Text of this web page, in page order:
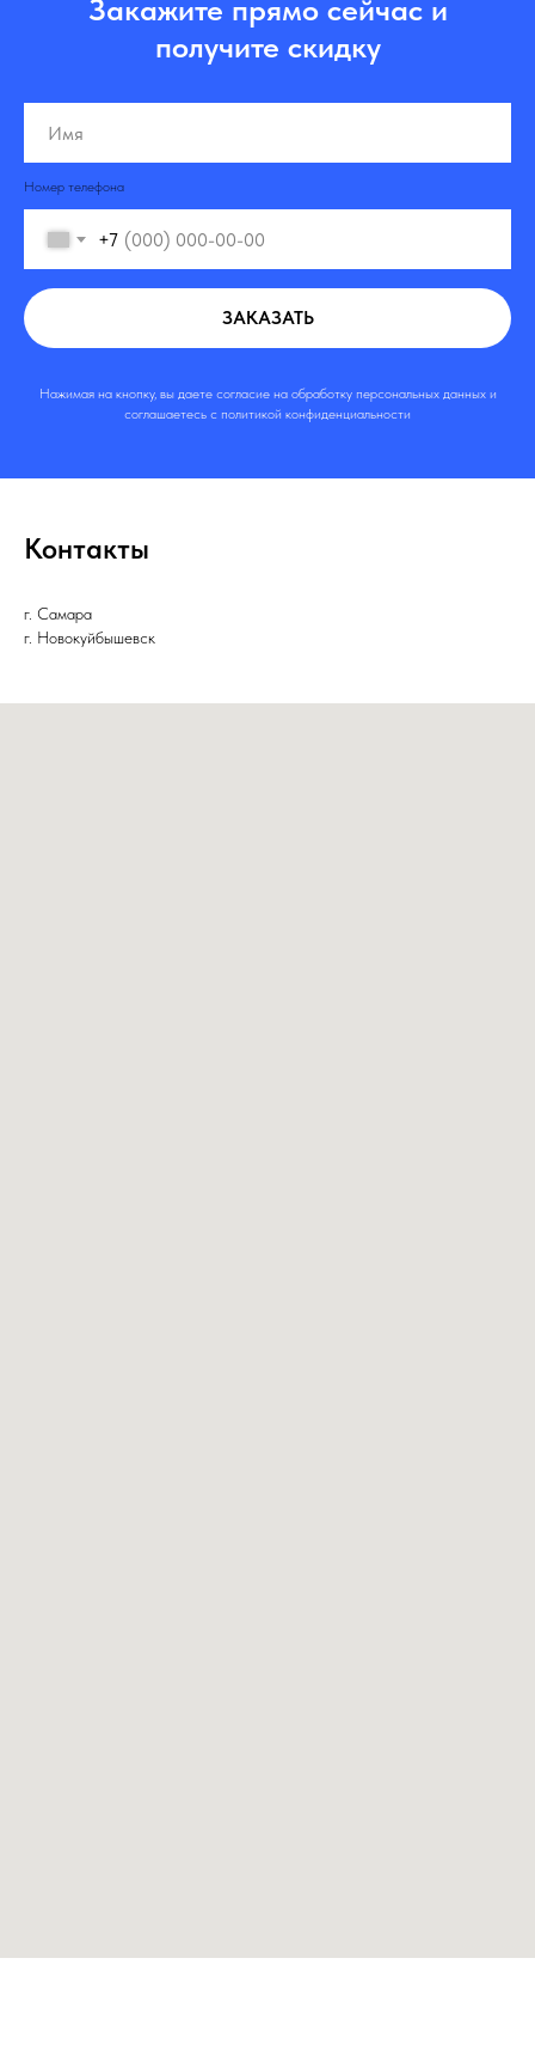
Закажите прямо сейчас и
получите скидку
Номер телефона
+7
ЗАКАЗАТЬ
Нажимая на кнопку, вы даете согласие на обработку персональных данных и
соглашаетесь c политикой конфиденциальности
Контакты
г. Самара
г. Новокуйбышевск